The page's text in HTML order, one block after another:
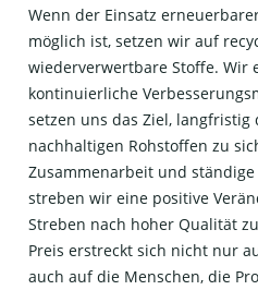
Wenn der Einsatz
möglich ist, setzen wir auf
wiederverwertbare Stoffe. Wir
kontinuierliche
setzen uns das Ziel, langfristig
nachhaltigen Rohstoffen zu
Zusammenarbeit und
streben wir eine positive
Streben nach hoher Qualität
Preis erstreckt sich nicht nur
auch auf die Menschen, die